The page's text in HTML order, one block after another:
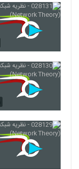
139
140